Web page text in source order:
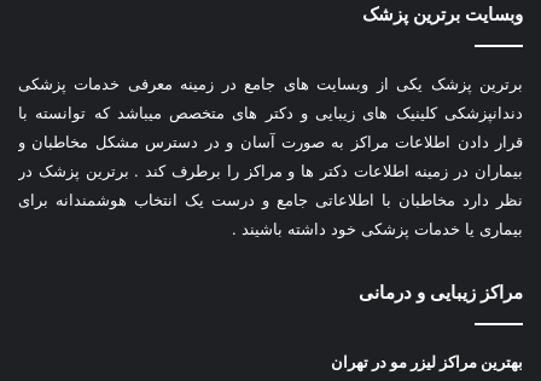
وبسایت برترین پزشک
برترین پزشک یکی از وبسایت های جامع در زمینه معرفی خدمات پزشکی
دندانپزشکی کلینیک های زیبایی و دکتر های متخصص میباشد که توانسته با
قرار دادن اطلاعات مراکز به صورت آسان و در دسترس مشکل مخاطبان و
بیماران در زمینه اطلاعات دکتر ها و مراکز را برطرف کند . برترین پزشک در
نظر دارد مخاطبان با اطلاعاتی جامع و درست یک انتخاب هوشمندانه برای
بیماری یا خدمات پزشکی خود داشته باشیند .
مراکز زیبایی و درمانی
بهترین مراکز لیزر مو در تهران